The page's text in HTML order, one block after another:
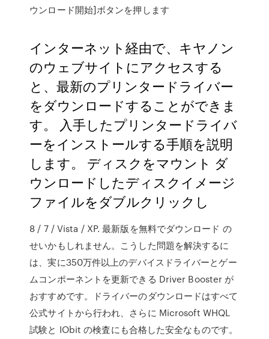
ウンロード開始]ボタンを押します
インターネット経由で、キヤノン
のウェブサイトにアクセスする
と、最新のプリンタードライバー
をダウンロードすることができま
す。 入手したプリンタードライバ
ーをインストールする手順を説明
します。 ディスクをマウント ダ
ウンロードしたディスクイメージ
ファイルをダブルクリックし
8 / 7 / Vista / XP. 最新版を無料でダウンロード の
せいかもしれません。こうした問題を解決するに
は、実に350万件以上のデバイスドライバーとゲー
ムコンポーネントを更新できる Driver Booster が
おすすめです。ドライバーのダウンロードはすべて
公式サイトから行われ、さらに Microsoft WHQL
試験と IObit の検査にも合格した安全なものです。